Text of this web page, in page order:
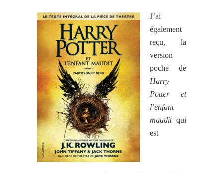
J’ai
également
reçu, la
version
poche de
Harry
Potter et
l’enfant
maudit qui
est